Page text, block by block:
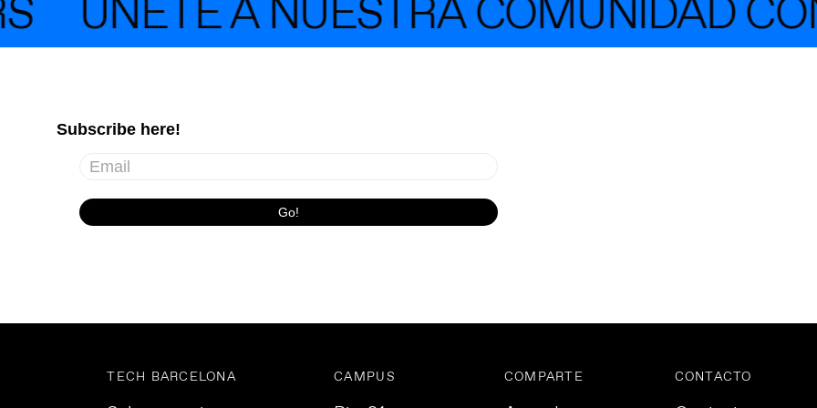
ÚNETE A NUESTRA COMUNIDAD
TECH BARCELONA CAMPUS COMPARTE CONTACTO